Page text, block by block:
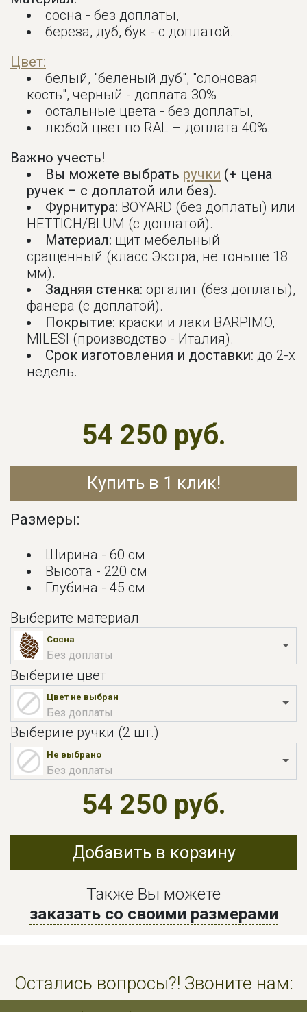
сосна - без доплаты,
береза, дуб, бук - с доплатой.
Цвет:
белый, "беленый дуб", "слоновая
кость", черный - доплата 30%
остальные цвета - без доплаты,
любой цвет по RAL – доплата 40%.
Важно учесть!
Вы можете выбрать ручки (+ цена
ручек – с доплатой или без).
Фурнитура: BOYARD (без доплаты) или
HETTICH/BLUM (с доплатой).
Материал: щит мебельный
сращенный (класс Экстра, не тоньше 18
мм).
Задняя стенка: оргалит (без доплаты),
фанера (с доплатой).
Покрытие: краски и лаки BARPIMO,
MILESI (производство - Италия).
Срок изготовления и доставки: до 2-х
недель.
Купить в 1 клик!
54 250 руб.
Размеры:
Ширина - 60 см
Высота - 220 см
Глубина - 45 см
Выберите материал
Сосна
Без доплаты
Выберите цвет
Цвет не выбран
Без доплаты
Выберите ручки (2 шт.)
Не выбрано
Без доплаты
54 250 руб.
Добавить в корзину
Также Вы можете
заказать со своими размерами
Остались вопросы?! Звоните нам: